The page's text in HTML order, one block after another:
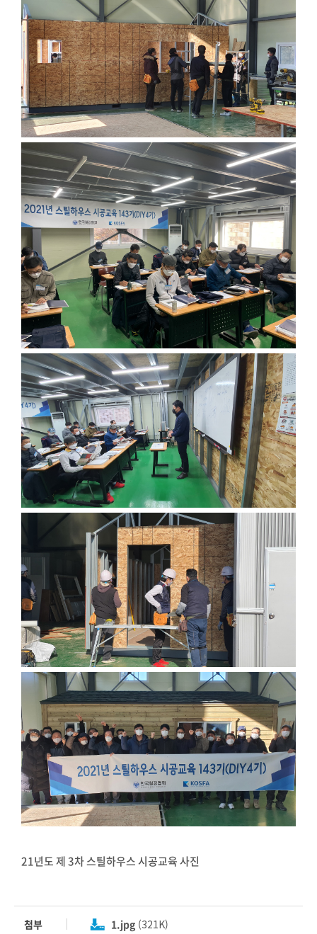
21년도 제 3차 스틸하우스 시공교육 사진
첨부 1.jpg (321K)